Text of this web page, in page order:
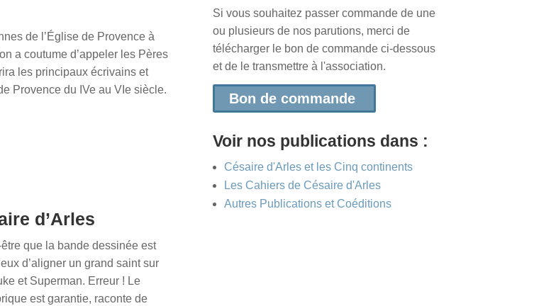
de l’Église de Provence à
a coutume d’appeler les Pères
les principaux écrivains et
Provence du IVe au VIe siècle.
d’Arles
que la bande dessinée est
d’aligner un grand saint sur
et Superman. Erreur ! Le
est garantie, raconte de
Si vous souhaitez passer commande de une
ou plusieurs de nos parutions, merci de
télécharger le bon de commande ci-dessous
et de le transmettre à l'association.
Bon de commande
Voir nos publications dans :
Césaire d'Arles et les Cinq continents
Les Cahiers de Césaire d'Arles
Autres Publications et Coéditions